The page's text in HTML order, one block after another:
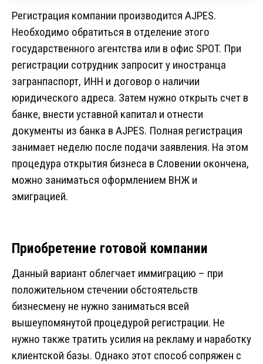
Регистрация компании производится AJPES.
Необходимо обратиться в отделение этого
государственного агентства или в офис SPOT. При
регистрации сотрудник запросит у иностранца
загранпаспорт, ИНН и договор о наличии
юридического адреса. Затем нужно открыть счет в
банке, внести уставной капитал и отнести
документы из банка в AJPES. Полная регистрация
занимает неделю после подачи заявления. На этом
процедура открытия бизнеса в Словении окончена,
можно заниматься оформлением ВНЖ и
эмиграцией.
Приобретение готовой компании
Данный вариант облегчает иммиграцию – при
положительном стечении обстоятельств
бизнесмену не нужно заниматься всей
вышеупомянутой процедурой регистрации. Не
нужно также тратить усилия на рекламу и наработку
клиентской базы. Однако этот способ сопряжен с